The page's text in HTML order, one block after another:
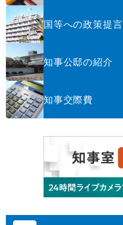
国等への政策提言
知事公邸の紹介
知事交際費